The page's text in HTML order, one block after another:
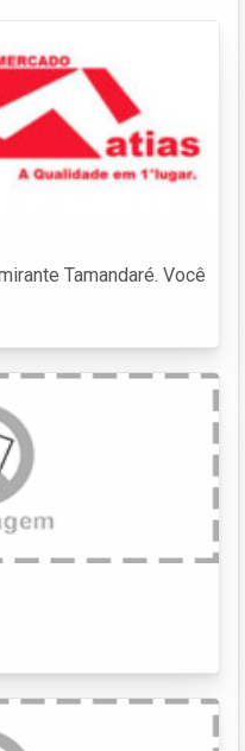
Tamandaré. Você